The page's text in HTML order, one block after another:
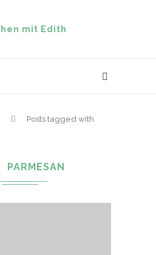
Posts tagged with
PARMESAN